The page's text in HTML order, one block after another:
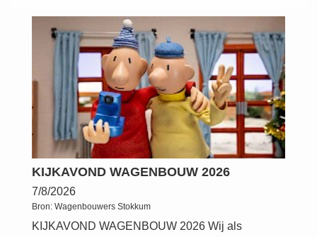
KIJKAVOND WAGENBOUW 2026
7/8/2026
Bron: Wagenbouwers Stokkum
KIJKAVOND WAGENBOUW 2026 Wij als